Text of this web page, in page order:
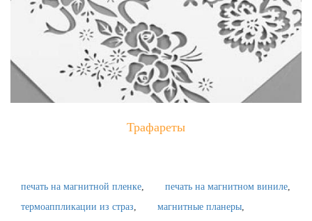
Трафареты
печать на магнитной пленке
печать на магнитном виниле
термоаппликации из страз
магнитные планеры